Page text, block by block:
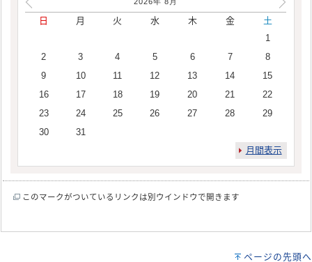
日 月 火 水 木 金
土
1
2
3 4 5 6 7
8
9
10 11 12 13 14
15
16
17 18 19 20 21
22
23
24 25 26 27 28
29
30
31
月間表示
このマークがついているリンクは別ウインドウで開きます
ページの先頭へ